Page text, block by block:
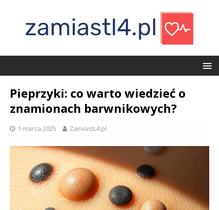
Pieprzyki: co warto wiedzieć o
znamionach barwnikowych?
1 marca 2025 ZamiastL4.pl